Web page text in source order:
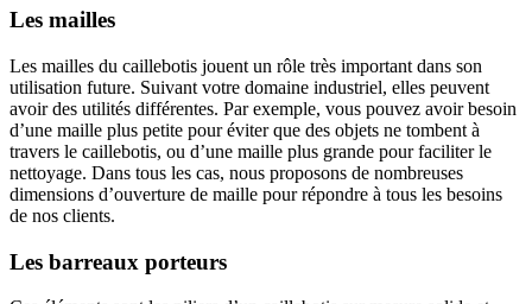
Les mailles
Les mailles du caillebotis jouent un rôle très important dans son
utilisation future. Suivant votre domaine industriel, elles peuvent
avoir des utilités différentes. Par exemple, vous pouvez avoir besoin
d’une maille plus petite pour éviter que des objets ne tombent à
travers le caillebotis, ou d’une maille plus grande pour faciliter le
nettoyage. Dans tous les cas, nous proposons de nombreuses
dimensions d’ouverture de maille pour répondre à tous les besoins
de nos clients.
Les barreaux porteurs